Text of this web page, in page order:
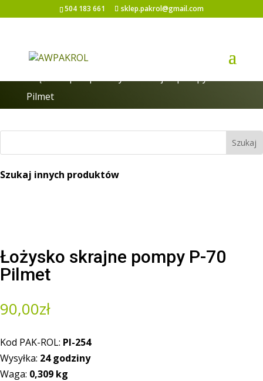
504 183 661 sklep.pakrol@gmail.com
Strona główna
Części do pomp/ Łożysko skrajne pompy P-70
Pilmet
Szukaj innych produktów
Łożysko skrajne pompy P-70
Pilmet
90,00zł
Kod PAK-ROL: PI-254
Wysyłka: 24 godziny
Waga: 0,309 kg